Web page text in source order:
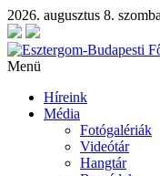
2026. augusztus 8.
Menü
Híreink
Média
Fotógalériák
Videótár
Hangtár